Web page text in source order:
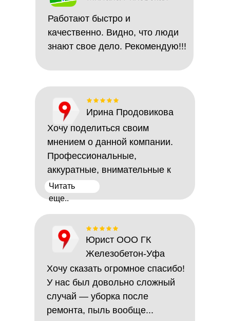
Работают быстро и
качественно. Видно, что люди
знают свое дело. Рекомендую!!!
Хочу сказать огромное спасибо!
У нас был довольно сложный
случай — уборка после
ремонта, пыль вообще...
Юрист ООО ГК
Железобетон-Уфа
Хочу поделиться своим
мнением о данной компании.
Профессиональные,
аккуратные, внимательные к
деталям ...
Ирина Продовикова
Читать
еще..